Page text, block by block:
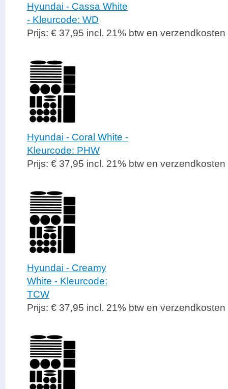
Hyundai - Cassa White
- Kleurcode: WD
Prijs: € 37,95 incl. 21% btw en verzendkosten
Hyundai - Coral White -
Kleurcode: PHW
Prijs: € 37,95 incl. 21% btw en verzendkosten
Hyundai - Creamy
White - Kleurcode:
TCW
Prijs: € 37,95 incl. 21% btw en verzendkosten